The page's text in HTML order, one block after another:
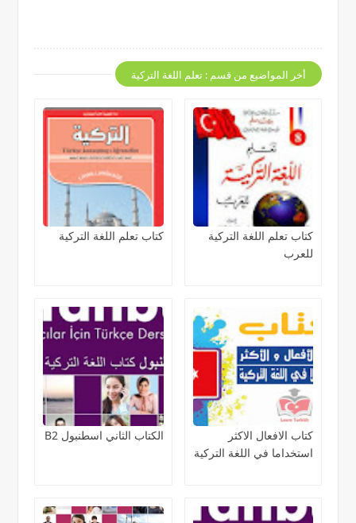
أخر المواضيع من قسم : تعلم اللغة التركية
كتاب تعلم اللغة التركية
للعرب
كتاب تعلم اللغة التركية
كتاب الافعال الاكثر
استخداما في اللغة التركية
الكتاب الثاني اسطنبول B2